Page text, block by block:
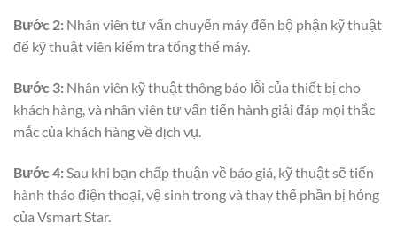
Bước 2: Nhân viên tư vấn chuyển máy đến bộ phận kỹ thuật
để kỹ thuật viên kiểm tra tổng thể máy.
Bước 3: Nhân viên kỹ thuật thông báo lỗi của thiết bị cho
khách hàng, và nhân viên tư vấn tiến hành giải đáp mọi thắc
mắc của khách hàng về dịch vụ.
Bước 4: Sau khi bạn chấp thuận về báo giá, kỹ thuật sẽ tiến
hành tháo điện thoại, vệ sinh trong và thay thế phần bị hỏng
của Vsmart Star.